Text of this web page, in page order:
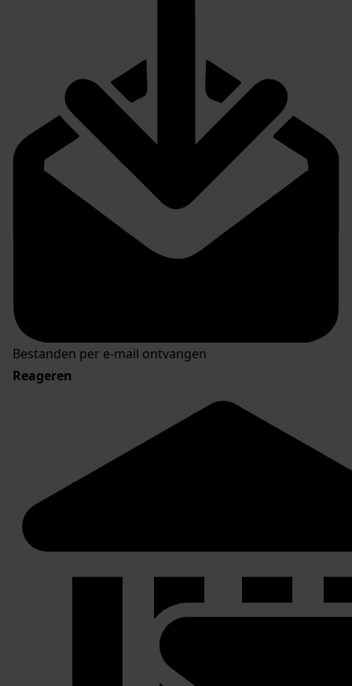
Bestanden per e-mail ontvangen
Reageren